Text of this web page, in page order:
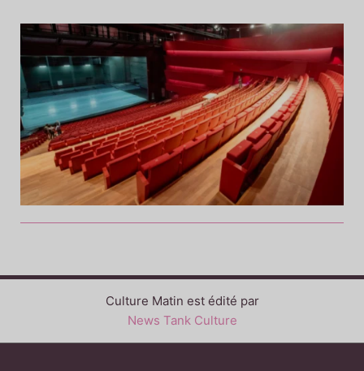
Culture Matin est édité par
News Tank Culture